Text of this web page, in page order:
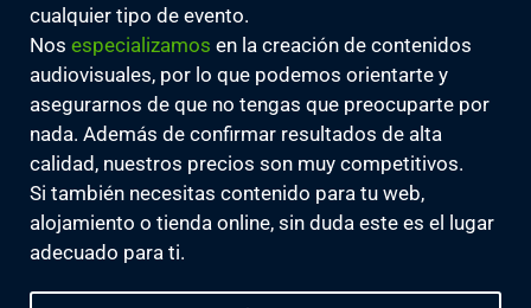
cualquier tipo de evento.
Nos especializamos en la creación de contenidos
audiovisuales, por lo que podemos orientarte y
asegurarnos de que no tengas que preocuparte por
nada. Además de confirmar resultados de alta
calidad, nuestros precios son muy competitivos.
Si también necesitas contenido para tu web,
alojamiento o tienda online, sin duda este es el lugar
adecuado para ti.